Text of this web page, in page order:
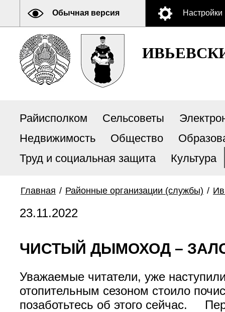
Обычная версия Настройки
Райисполком Сельсоветы
Недвижимость
Общество
Труд и социальная защита
Культура
Главная / Районные организации (службы) /
23.11.2022
ЧИСТЫЙ ДЫМОХОД –
Уважаемые читатели, уже
отопительным сезоном стоило
позаботьтесь об этого сейчас.